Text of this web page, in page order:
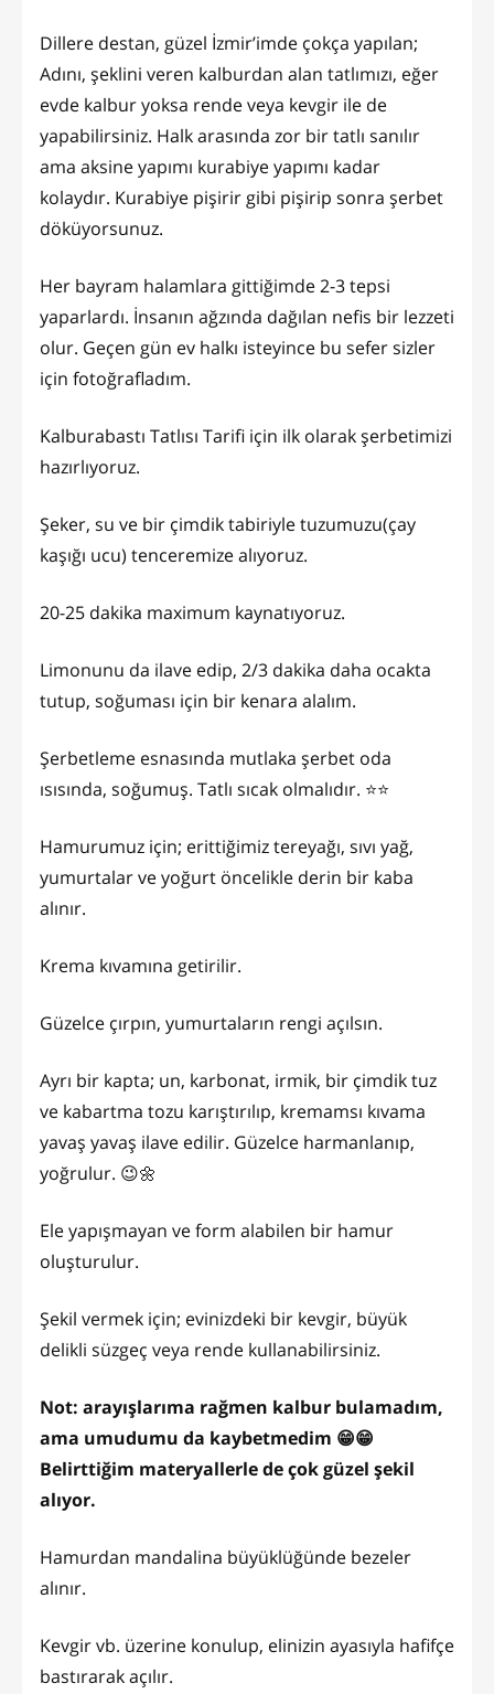
Dillere destan, güzel İzmir’imde çokça yapılan;
Adını, şeklini veren kalburdan alan tatlımızı, eğer
evde kalbur yoksa rende veya kevgir ile de
yapabilirsiniz. Halk arasında zor bir tatlı sanılır
ama aksine yapımı kurabiye yapımı kadar
kolaydır. Kurabiye pişirir gibi pişirip sonra şerbet
döküyorsunuz.
Her bayram halamlara gittiğimde 2-3 tepsi
yaparlardı. İnsanın ağzında dağılan nefis bir lezzeti
olur. Geçen gün ev halkı isteyince bu sefer sizler
için fotoğrafladım.
Kalburabastı Tatlısı Tarifi için ilk olarak şerbetimizi
hazırlıyoruz.
Şeker, su ve bir çimdik tabiriyle tuzumuzu(çay
kaşığı ucu) tenceremize alıyoruz.
20-25 dakika maximum kaynatıyoruz.
Limonunu da ilave edip, 2/3 dakika daha ocakta
tutup, soğuması için bir kenara alalım.
Şerbetleme esnasında mutlaka şerbet oda
ısısında, soğumuş. Tatlı sıcak olmalıdır. ⭐️⭐️
Hamurumuz için; erittiğimiz tereyağı, sıvı yağ,
yumurtalar ve yoğurt öncelikle derin bir kaba
alınır.
Krema kıvamına getirilir.
Güzelce çırpın, yumurtaların rengi açılsın.
Ayrı bir kapta; un, karbonat, irmik, bir çimdik tuz
ve kabartma tozu karıştırılıp, kremamsı kıvama
yavaş yavaş ilave edilir. Güzelce harmanlanıp,
yoğrulur. 😉🌼
Ele yapışmayan ve form alabilen bir hamur
oluşturulur.
Şekil vermek için; evinizdeki bir kevgir, büyük
delikli süzgeç veya rende kullanabilirsiniz.
Not: arayışlarıma rağmen kalbur bulamadım,
ama umudumu da kaybetmedim 😁😁
Belirttiğim materyallerle de çok güzel şekil
alıyor.
Hamurdan mandalina büyüklüğünde bezeler
alınır.
Kevgir vb. üzerine konulup, elinizin ayasıyla hafifçe
bastırarak açılır.